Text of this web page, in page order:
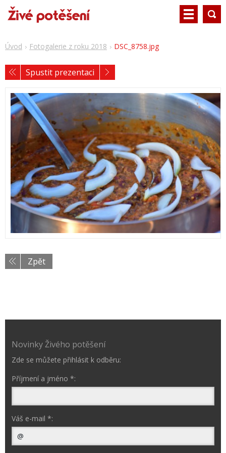
Úvod Fotogalerie z roku 2018 DSC_8758.jpg
Spustit prezentaci
Zpět
Novinky Živého potěšení
Zde se můžete přihlásit k odběru:
Příjmení a jméno *:
Váš e-mail *: